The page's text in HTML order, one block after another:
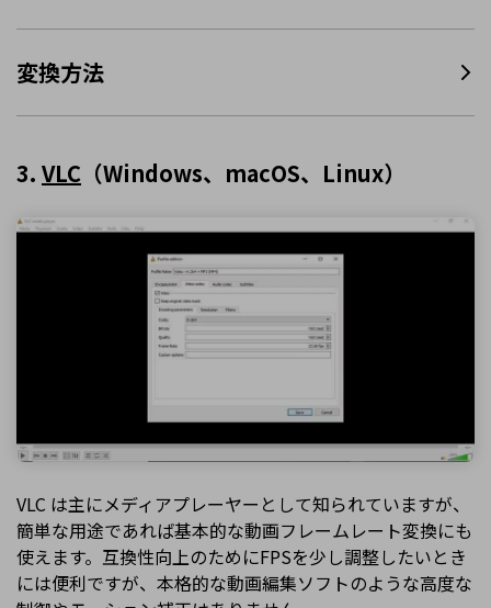
変換方法
3. VLC （Windows、macOS、Linux）
VLC は主にメディアプレーヤーとして知られていますが、
簡単な用途であれば基本的な動画フレームレート変換にも
使えます。互換性向上のためにFPSを少し調整したいとき
には便利ですが、本格的な動画編集ソフトのような高度な